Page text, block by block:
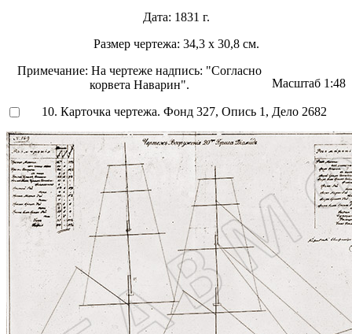
Дата: 1831 г.
Размер чертежа: 34,3 х 30,8 см.
Масштаб 1:48
Примечание: На чертеже надпись: "Согласно
корвета Наварин".
10. Карточка чертежа. Фонд 327, Опись 1, Дело 2682